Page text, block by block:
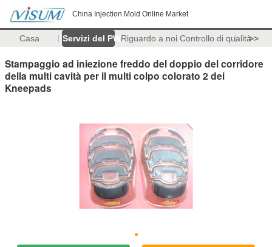
China Injection Mold Online Market
Casa Servizi del PWBRiguardo a noi Controllo di qualità>>
Stampaggio ad iniezione freddo del doppio del corridore
della multi cavità per il multi colpo colorato 2 dei
Kneepads